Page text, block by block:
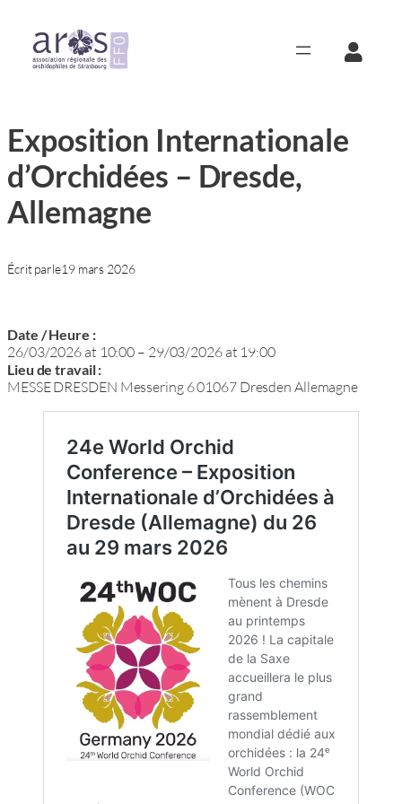
contenu
Exposition Internationale
d’Orchidées – Dresde,
Allemagne
Écrit parle19 mars 2026
Date / Heure :
26/03/2026 at 10:00 – 29/03/2026at 19:00
Lieu de travail :
MESSE DRESDEN Messering 6 01067 Dresden Allemagne